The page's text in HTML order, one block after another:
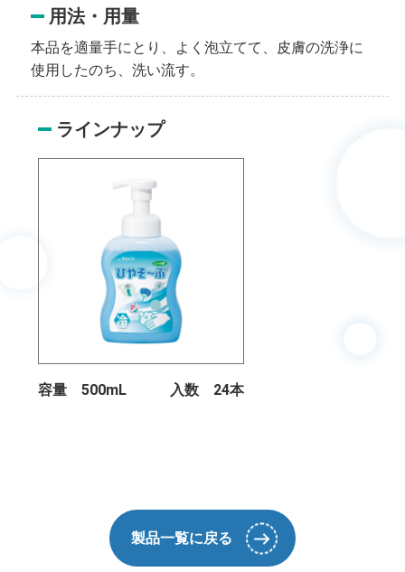
用法・用量
本品を適量手にとり、よく泡立てて、皮膚の洗浄に
使用したのち、洗い流す。
ラインナップ
容量 500mL 入数 24本
製品一覧に戻る